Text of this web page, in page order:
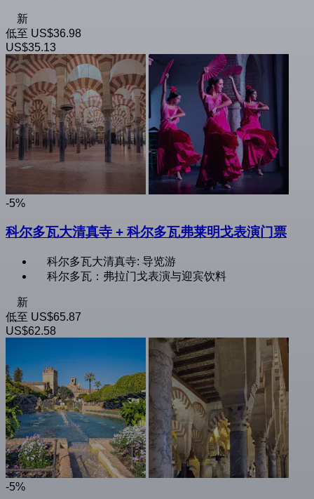
新
低至 US$36.98
US$35.13
-5%
科尔多瓦大清真寺 + 科尔多瓦弗莱明戈表演门票
科尔多瓦大清真寺: 导览游
科尔多瓦：弗拉门戈表演与迎宾饮料
新
低至 US$65.87
US$62.58
-5%